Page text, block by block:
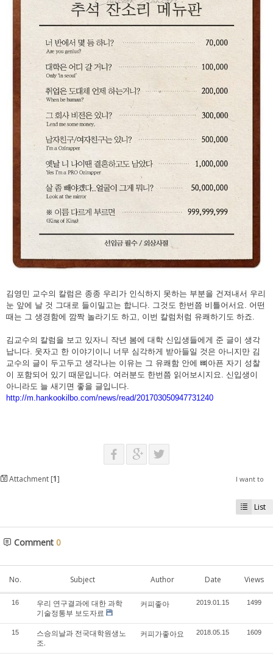
김영민 교수의 칼럼은 종종 우리가 인식하지 못하는 부분을 건져내서 우리
눈 앞에 날 것 그대로 들이밀고는 합니다. 그것도 한번쯤 비틀어서요. 어떤
때는 그 생경함에 깜짝 놀라기도 하고, 이번 칼럼처럼 유쾌하기도 하죠.
김교수의 칼럼을 보고 있자니 작년 봄에 대학 신입생들에게 준 글이 생각
납니다. 웃자고 한 이야기이니 너무 심각하게 받아들일 것은 아니지만 김
교수의 글이 두고두고 생각나는 이유는 그 유쾌함 안에 뼈아픈 자기 성찰
이 포함되어 있기 때문입니다. 여러분도 한번쯤 읽어보시지요. 신입생이
아니라도 늘 새기면 좋을 글입니다.
http://m.hankookilbo.com/news/read/201703050947731240
Attachment [1] I want to
List
Comment 0
No. Subject Author Date Views
16
우리 연구결과에 대한 과학
기술정통부 보도자료
커피좋아 2019.01.15 1499
15
스승의날과 전국대학원생노
조.
커피가좋아요 2018.05.15 1609